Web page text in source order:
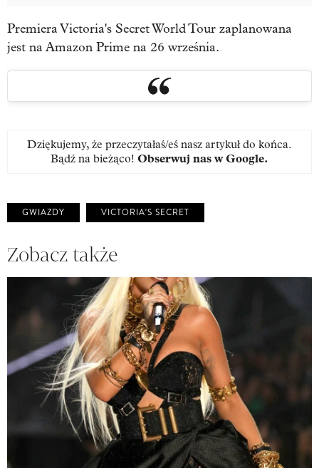
Premiera Victoria's Secret World Tour zaplanowana
jest na Amazon Prime na 26 września.
Dziękujemy, że przeczytałaś/eś nasz artykuł do końca.
Bądź na bieżąco! Obserwuj nas w Google.
GWIAZDY VICTORIA'S SECRET
Zobacz także